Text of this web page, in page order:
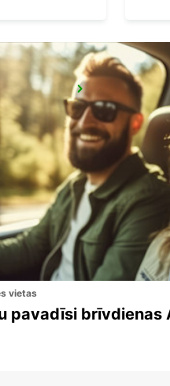
vietas
pavadīsi brīvdienas